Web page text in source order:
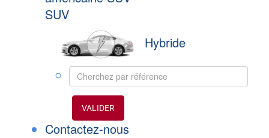
SUV
Hybride
VALIDER
Contactez-nous